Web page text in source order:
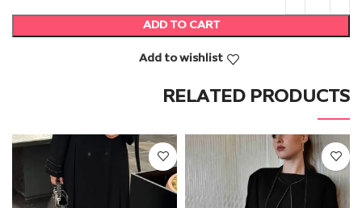
ADD TO CART
Add to wishlist
RELATED PRODUCTS